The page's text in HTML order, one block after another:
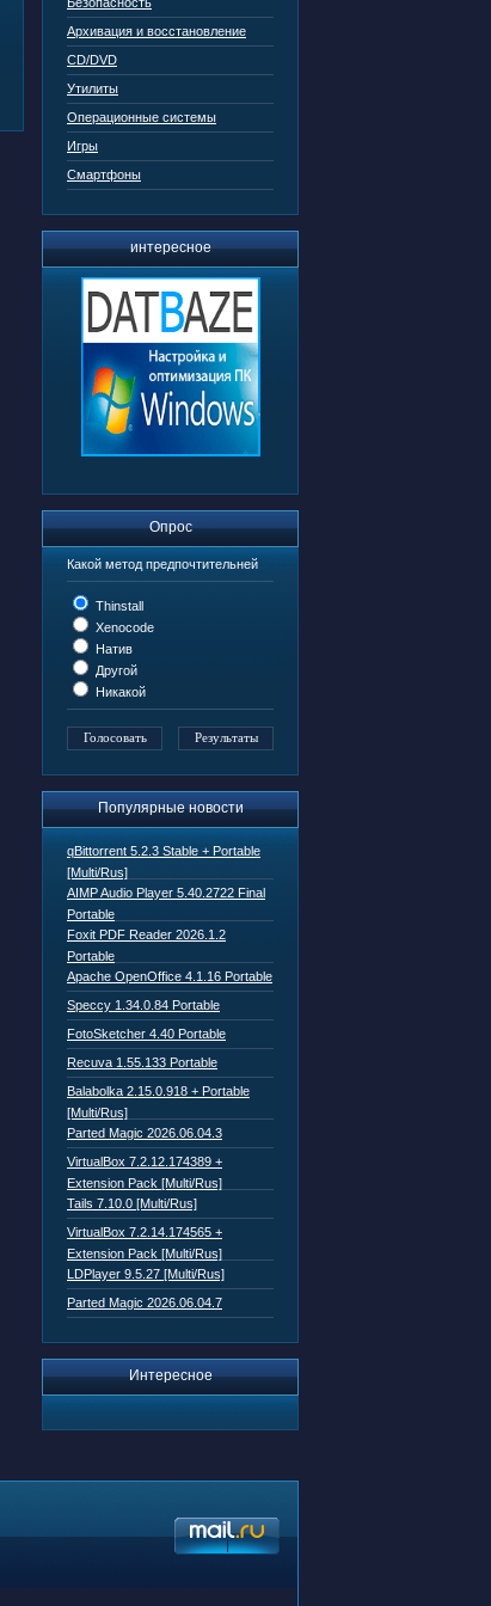
Архивация и восстановление
CD/DVD
Утилиты
Операционные системы
Игры
Смартфоны
интересное
Опрос
Какой метод предпочтительней
Thinstall
Xenocode
Натив
Другой
Никакой
Популярные новости
qBittorrent 5.2.3 Stable + Portable
[Multi/Rus]
AIMP Audio Player 5.40.2722 Final
Portable
Foxit PDF Reader 2026.1.2
Portable
Apache OpenOffice 4.1.16 Portable
Speccy 1.34.0.84 Portable
FotoSketcher 4.40 Portable
Recuva 1.55.133 Portable
Balabolka 2.15.0.918 + Portable
[Multi/Rus]
Parted Magic 2026.06.04.3
VirtualBox 7.2.12.174389 +
Extension Pack [Multi/Rus]
Tails 7.10.0 [Multi/Rus]
VirtualBox 7.2.14.174565 +
Extension Pack [Multi/Rus]
LDPlayer 9.5.27 [Multi/Rus]
Parted Magic 2026.06.04.7
Интересное